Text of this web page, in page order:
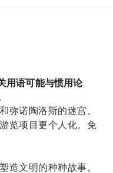
用语可能与惯用论
弥诺陶洛斯的迷宫。
览项目更个人化。免
造文明的种种故事。